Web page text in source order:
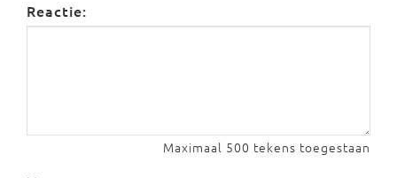
Reactie:
Maximaal 500 tekens toegestaan